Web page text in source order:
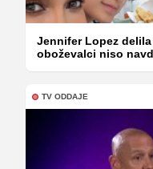
Jennifer Lopez
oboževalci niso
TV ODDAJE